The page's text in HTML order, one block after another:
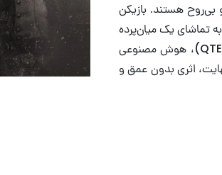
هستند. بازیکن
تماشای یک میان‌پرده
طولانی دیگر مجبور کنند. استفاده بیش از اندازه از مکانیزم دکمه‌زنی سریع (QTE)، هوش مصنوعی
اثری بدون عمق و